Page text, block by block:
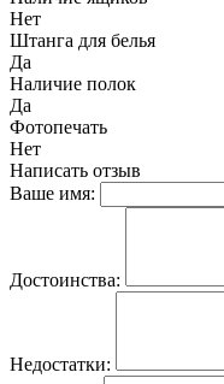
Нет
Штанга для белья
Да
Наличие полок
Да
Фотопечать
Нет
Написать отзыв
Ваше имя:
Достоинства:
Недостатки: